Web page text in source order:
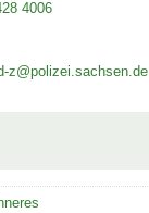
4006
z@polizei.sachsen.de